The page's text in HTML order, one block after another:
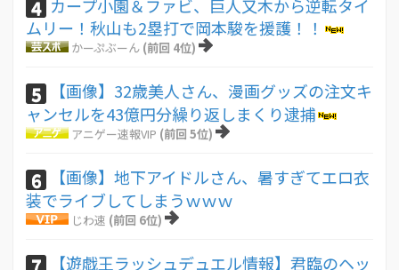
4 カープ小園＆ファビ、巨人又木から逆転タイ
ムリー！秋山も2塁打で岡本駿を援護！！
かーぷぶーん (前回 4位)
5
【画像】32歳美人さん、漫画グッズの注文キ
ャンセルを43億円分繰り返しまくり逮捕
アニゲー速報VIP (前回 5位)
6
【画像】地下アイドルさん、暑すぎてエロ衣
装でライブしてしまうｗｗｗ
じわ速 (前回 6位)
【遊戯王ラッシュデュエル情報】君臨のヘッ